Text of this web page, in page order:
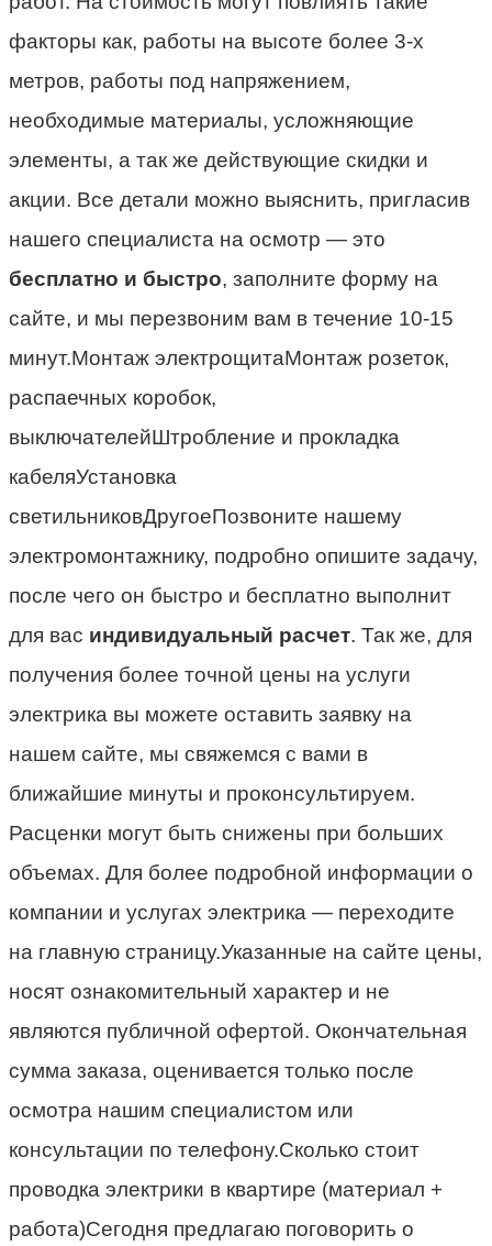
факторы как, работы на высоте более 3-х
метров, работы под напряжением,
необходимые материалы, усложняющие
элементы, а так же действующие скидки и
акции. Все детали можно выяснить, пригласив
нашего специалиста на осмотр — это
бесплатно и быстро, заполните форму на
сайте, и мы перезвоним вам в течение 10-15
минут.Монтаж электрощитаМонтаж розеток,
распаечных коробок,
выключателейШтробление и прокладка
кабеляУстановка
светильниковДругоеПозвоните нашему
электромонтажнику, подробно опишите задачу,
после чего он быстро и бесплатно выполнит
для вас индивидуальный расчет. Так же, для
получения более точной цены на услуги
электрика вы можете оставить заявку на
нашем сайте, мы свяжемся с вами в
ближайшие минуты и проконсультируем.
Расценки могут быть снижены при больших
объемах. Для более подробной информации о
компании и услугах электрика — переходите
на главную страницу.Указанные на сайте цены,
носят ознакомительный характер и не
являются публичной офертой. Окончательная
сумма заказа, оценивается только после
осмотра нашим специалистом или
консультации по телефону.Сколько стоит
проводка электрики в квартире (материал +
работа)Сегодня предлагаю поговорить о